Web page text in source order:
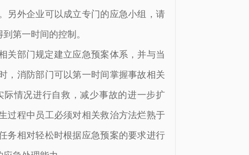
另外企业可以成立专门的应急小组，请
第一时间的控制。
关部门规定建立应急预案体系，并与当
，消防部门可以第一时间掌握事故相关
情况进行自救，减少事故的进一步扩
过程中员工必须对相关救治方法烂熟于
务相对轻松时根据应急预案的要求进行